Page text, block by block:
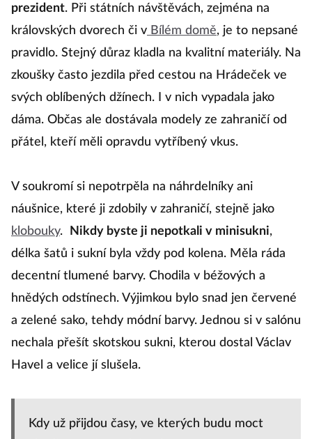
prezident. Při státních návštěvách, zejména na
královských dvorech či v Bílém domě, je to nepsané
pravidlo. Stejný důraz kladla na kvalitní materiály. Na
zkoušky často jezdila před cestou na Hrádeček ve
svých oblíbených džínech. I v nich vypadala jako
dáma. Občas ale dostávala modely ze zahraničí od
přátel, kteří měli opravdu vytříbený vkus.
V soukromí si nepotrpěla na náhrdelníky ani
náušnice, které ji zdobily v zahraničí, stejně jako
klobouky. Nikdy byste ji nepotkali v minisukni,
délka šatů i sukní byla vždy pod kolena. Měla ráda
decentní tlumené barvy. Chodila v béžových a
hnědých odstínech. Výjimkou bylo snad jen červené
a zelené sako, tehdy módní barvy. Jednou si v salónu
nechala přešít skotskou sukni, kterou dostal Václav
Havel a velice jí slušela.
Kdy už přijdou časy, ve kterých budu moct